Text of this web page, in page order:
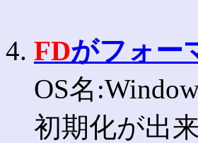
4. FDがフォー
OS名
初期化が出